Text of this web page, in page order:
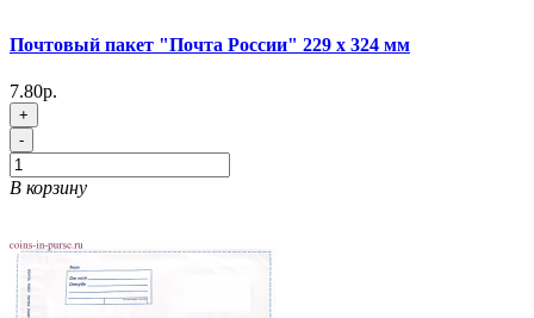
Почтовый пакет "Почта России" 229 х 324 мм
7.80р.
+
-
В корзину